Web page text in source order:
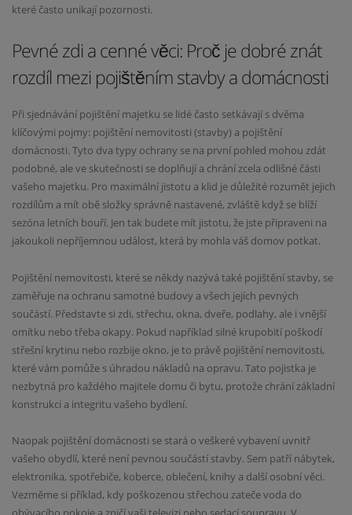
které často unikají pozornosti.
Pevné zdi a cenné věci: Proč je dobré znát
rozdíl mezi pojištěním stavby a domácnosti
Při sjednávání pojištění majetku se lidé často setkávají s dvěma
klíčovými pojmy: pojištění nemovitosti (stavby) a pojištění
domácnosti. Tyto dva typy ochrany se na první pohled mohou zdát
podobné, ale ve skutečnosti se doplňují a chrání zcela odlišné části
vašeho majetku. Pro maximální jistotu a klid je důležité rozumět jejich
rozdílům a mít obě složky správně nastavené, zvláště když se blíží
sezóna letních bouří. Jen tak budete mít jistotu, že jste připraveni na
jakoukoli nepříjemnou událost, která by mohla váš domov potkat.
Pojištění nemovitosti, které se někdy nazývá také pojištění stavby, se
zaměřuje na ochranu samotné budovy a všech jejích pevných
součástí. Představte si zdi, střechu, okna, dveře, podlahy, ale i vnější
omítku nebo třeba okapy. Pokud například silné krupobití poškodí
střešní krytinu nebo rozbije okno, je to právě pojištění nemovitosti,
které vám pomůže s úhradou nákladů na opravu. Tato pojistka je
nezbytná pro každého majitele domu či bytu, protože chrání základní
konstrukci a integritu vašeho bydlení.
Naopak pojištění domácnosti se stará o veškeré vybavení uvnitř
vašeho obydlí, které není pevnou součástí stavby. Sem patří nábytek,
elektronika, spotřebiče, koberce, oblečení, knihy a další osobní věci.
Vezměme si příklad, kdy poškozenou střechou zateče voda do